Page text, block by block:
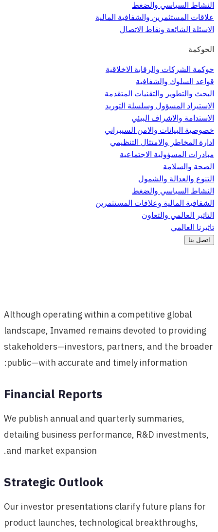
النشاط السياسي والضغط
علاقات المستثمرين والشفافية المالية
الاسئلة الشائعة ونقاط الاتصال
الحوكمة
حوكمة الشركات والرقابة الاخلاقية
قواعد السلوك والشفافية
البحث والتطوير والتقنيات المتقدمة
الاستيراد المسؤول وسلسلة التوريد
الاستدامة والاشراف البيئي
خصوصية البيانات والامن السيبراني
ادارة المخاطر والامتثال التنظيمي
مبادرات المسؤولية الاجتماعية
الصحة والسلامة
التنوع والعدالة والشمول
النشاط السياسي والضغط
الشفافية المالية وعلاقات المستثمرين
التاثير العالمي والتعاون
تاثيرنا العالمي
اتصل بنا
Although operating within a competitive global
landscape, Invamed remains devoted to providing
stakeholders—investors, partners, and the broader
public—with accurate and timely information:
Financial Reports
We publish annual and quarterly summaries,
detailing business performance, R&D investments,
and market expansion.
Strategic Outlook
Our investor presentations clarify future plans for
product launches, technological breakthroughs,